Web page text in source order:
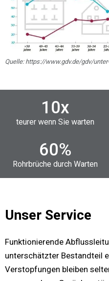
Quelle: https://www.gdv.de/gdv/
10x
teurer wenn Sie warten
60%
Rohrbrüche durch Warten
Unser Service
Funktionierende
unterschätzter Bestandteil
Verstopfungen bleiben